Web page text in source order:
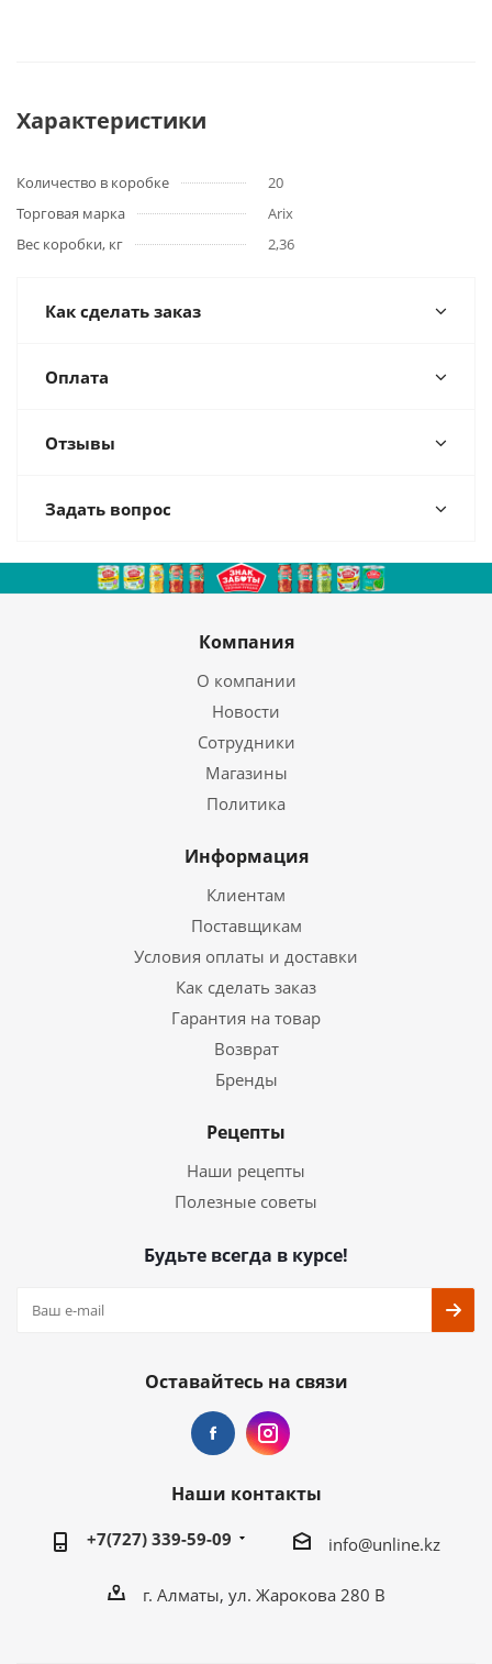
Характеристики
Количество в коробке
20
Торговая марка
Arix
Вес коробки, кг
2,36
Как сделать заказ
Оплата
Отзывы
Задать вопрос
Компания
О компании
Новости
Сотрудники
Магазины
Политика
Информация
Клиентам
Поставщикам
Условия оплаты и доставки
Как сделать заказ
Гарантия на товар
Возврат
Бренды
Рецепты
Наши рецепты
Полезные советы
Будьте всегда в курсе!
Оставайтесь на связи
Наши контакты
+7(727) 339-59-09 info@unline.kz
г. Алматы, ул. Жарокова 280 В